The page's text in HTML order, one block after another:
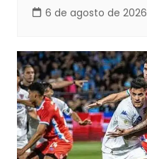
6 de agosto de 2026